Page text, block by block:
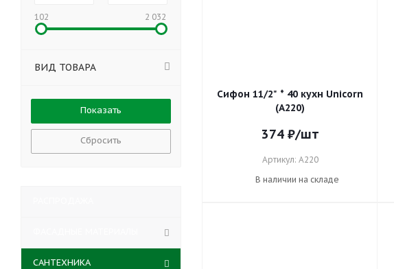
Сифон 11/2" * 40 кухн Unicorn
(А220)
374₽/шт
Артикул: A220
В наличии на складе
102 2 032
ВИД ТОВАРА
Сбросить
САНТЕХНИКА